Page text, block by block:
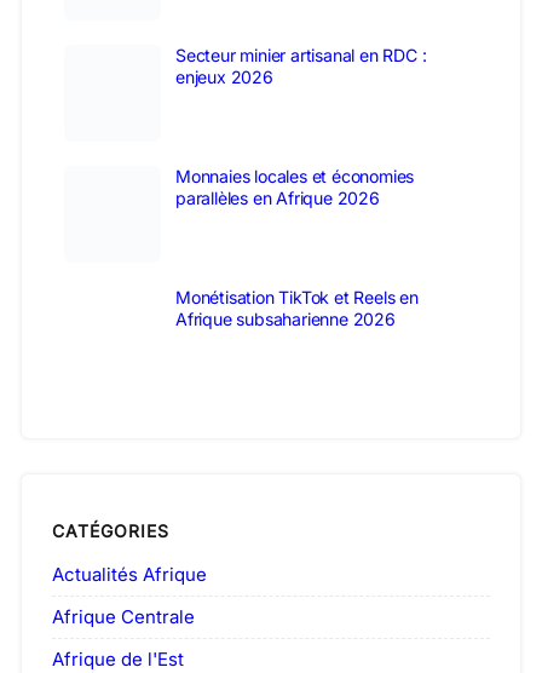
Secteur minier artisanal en RDC :
enjeux 2026
Monnaies locales et économies
parallèles en Afrique 2026
Monétisation TikTok et Reels en
Afrique subsaharienne 2026
CATÉGORIES
Actualités Afrique
Afrique Centrale
Afrique de l'Est